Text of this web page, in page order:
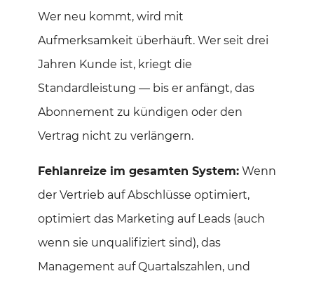
Wer neu kommt, wird mit
Aufmerksamkeit überhäuft. Wer seit drei
Jahren Kunde ist, kriegt die
Standardleistung — bis er anfängt, das
Abonnement zu kündigen oder den
Vertrag nicht zu verlängern.
Fehlanreize im gesamten System:Wenn
der Vertrieb auf Abschlüsse optimiert,
optimiert das Marketing auf Leads (auch
wenn sie unqualifiziert sind), das
Management auf Quartalszahlen, und